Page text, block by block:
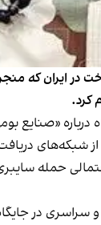
ایران که
کرد.
«صنایع
از شبکه‌های
حمله